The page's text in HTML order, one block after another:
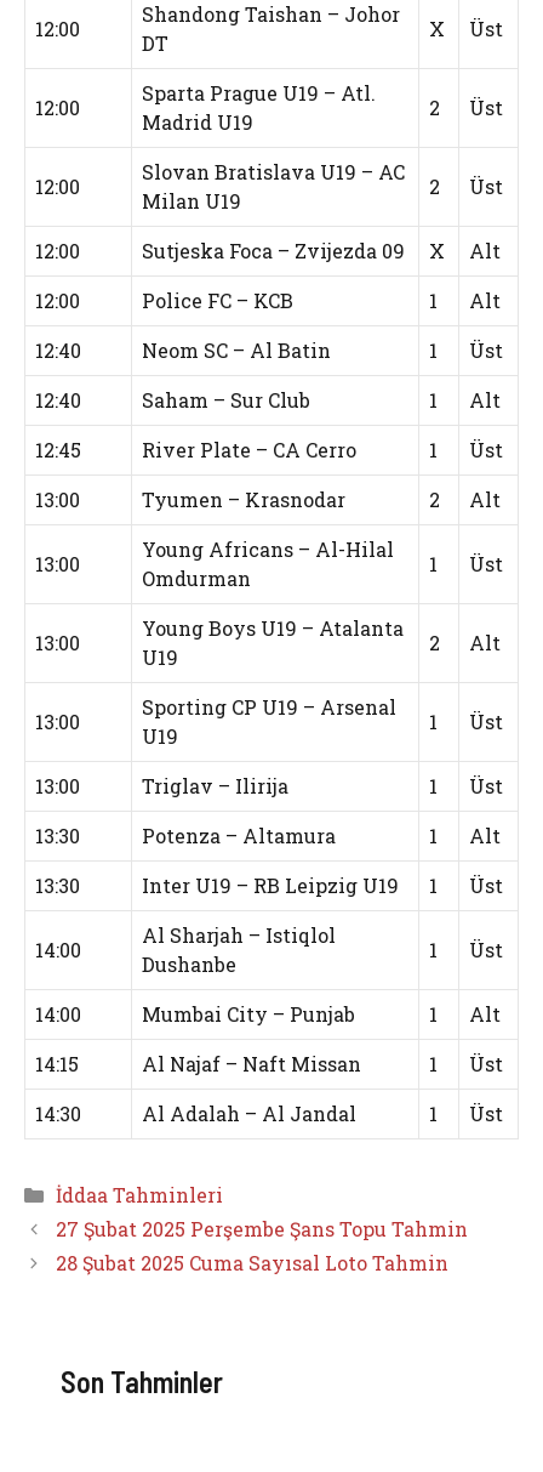
12:00
Shandong Taishan – Johor
DT
X Üst
12:00
Sparta Prague U19 – Atl.
Madrid U19
2 Üst
12:00
Slovan Bratislava U19 – AC
Milan U19
2 Üst
12:00 Sutjeska Foca – Zvijezda 09 X
Alt
12:00
Police FC – KCB 1
Alt
12:40
Neom SC – Al Batin 1
Üst
12:40
Saham – Sur Club 1
Alt
12:45
River Plate – CA Cerro 1
Üst
13:00
Tyumen – Krasnodar 2 Alt
13:00
Young Africans – Al-Hilal
Omdurman
1 Üst
13:00
Young Boys U19 – Atalanta
U19
2 Alt
13:00
Sporting CP U19 – Arsenal
U19
1 Üst
13:00 Triglav – Ilirija 1
Üst
13:30
Potenza – Altamura 1
Alt
13:30
Inter U19 – RB Leipzig U19 1 Üst
14:00
Al Sharjah – Istiqlol
Dushanbe
1 Üst
14:00 Mumbai City – Punjab 1
Alt
14:15
Al Najaf – Naft Missan 1
Üst
14:30
Al Adalah – Al Jandal 1 Üst
Kategoriler
İddaa Tahminleri
27 Şubat 2025 Perşembe Şans Topu Tahmin
28 Şubat 2025 Cuma Sayısal Loto Tahmin
Son Tahminler